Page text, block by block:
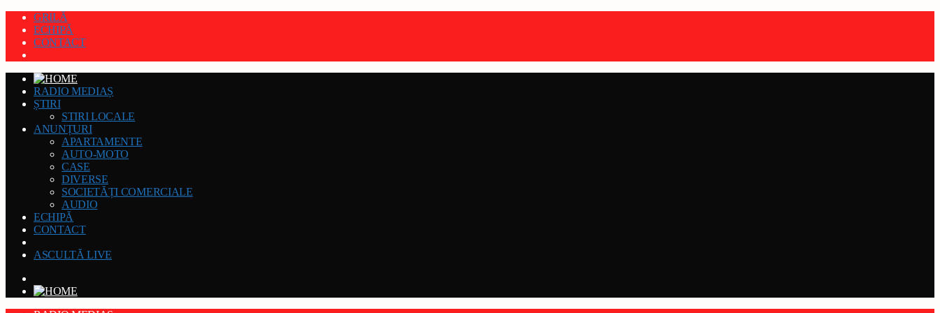
GRILĂ
ECHIPĂ
CONTACT
RADIO MEDIAȘ
ȘTIRI
STIRI LOCALE
ANUNȚURI
APARTAMENTE
AUTO-MOTO
CASE
DIVERSE
SOCIETĂȚI COMERCIALE
AUDIO
ECHIPĂ
CONTACT
ASCULTĂ LIVE